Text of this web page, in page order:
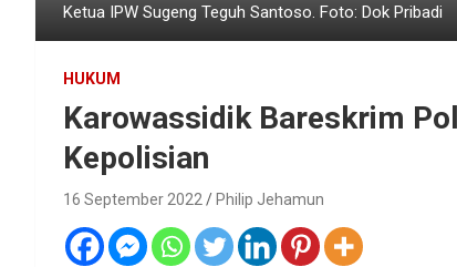
Ketua IPW Sugeng Teguh Santoso. Foto: Dok Pribadi
HUKUM
Karowassidik Bareskrim
Kepolisian
16 September 2022 Philip Jehamun